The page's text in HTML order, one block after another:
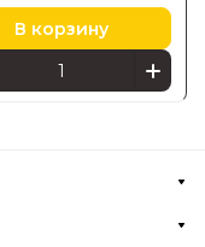
В корзину